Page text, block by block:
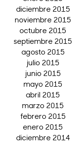
diciembre 2015
noviembre 2015
octubre 2015
septiembre 2015
agosto 2015
julio 2015
junio 2015
mayo 2015
abril 2015
marzo 2015
febrero 2015
enero 2015
diciembre 2014